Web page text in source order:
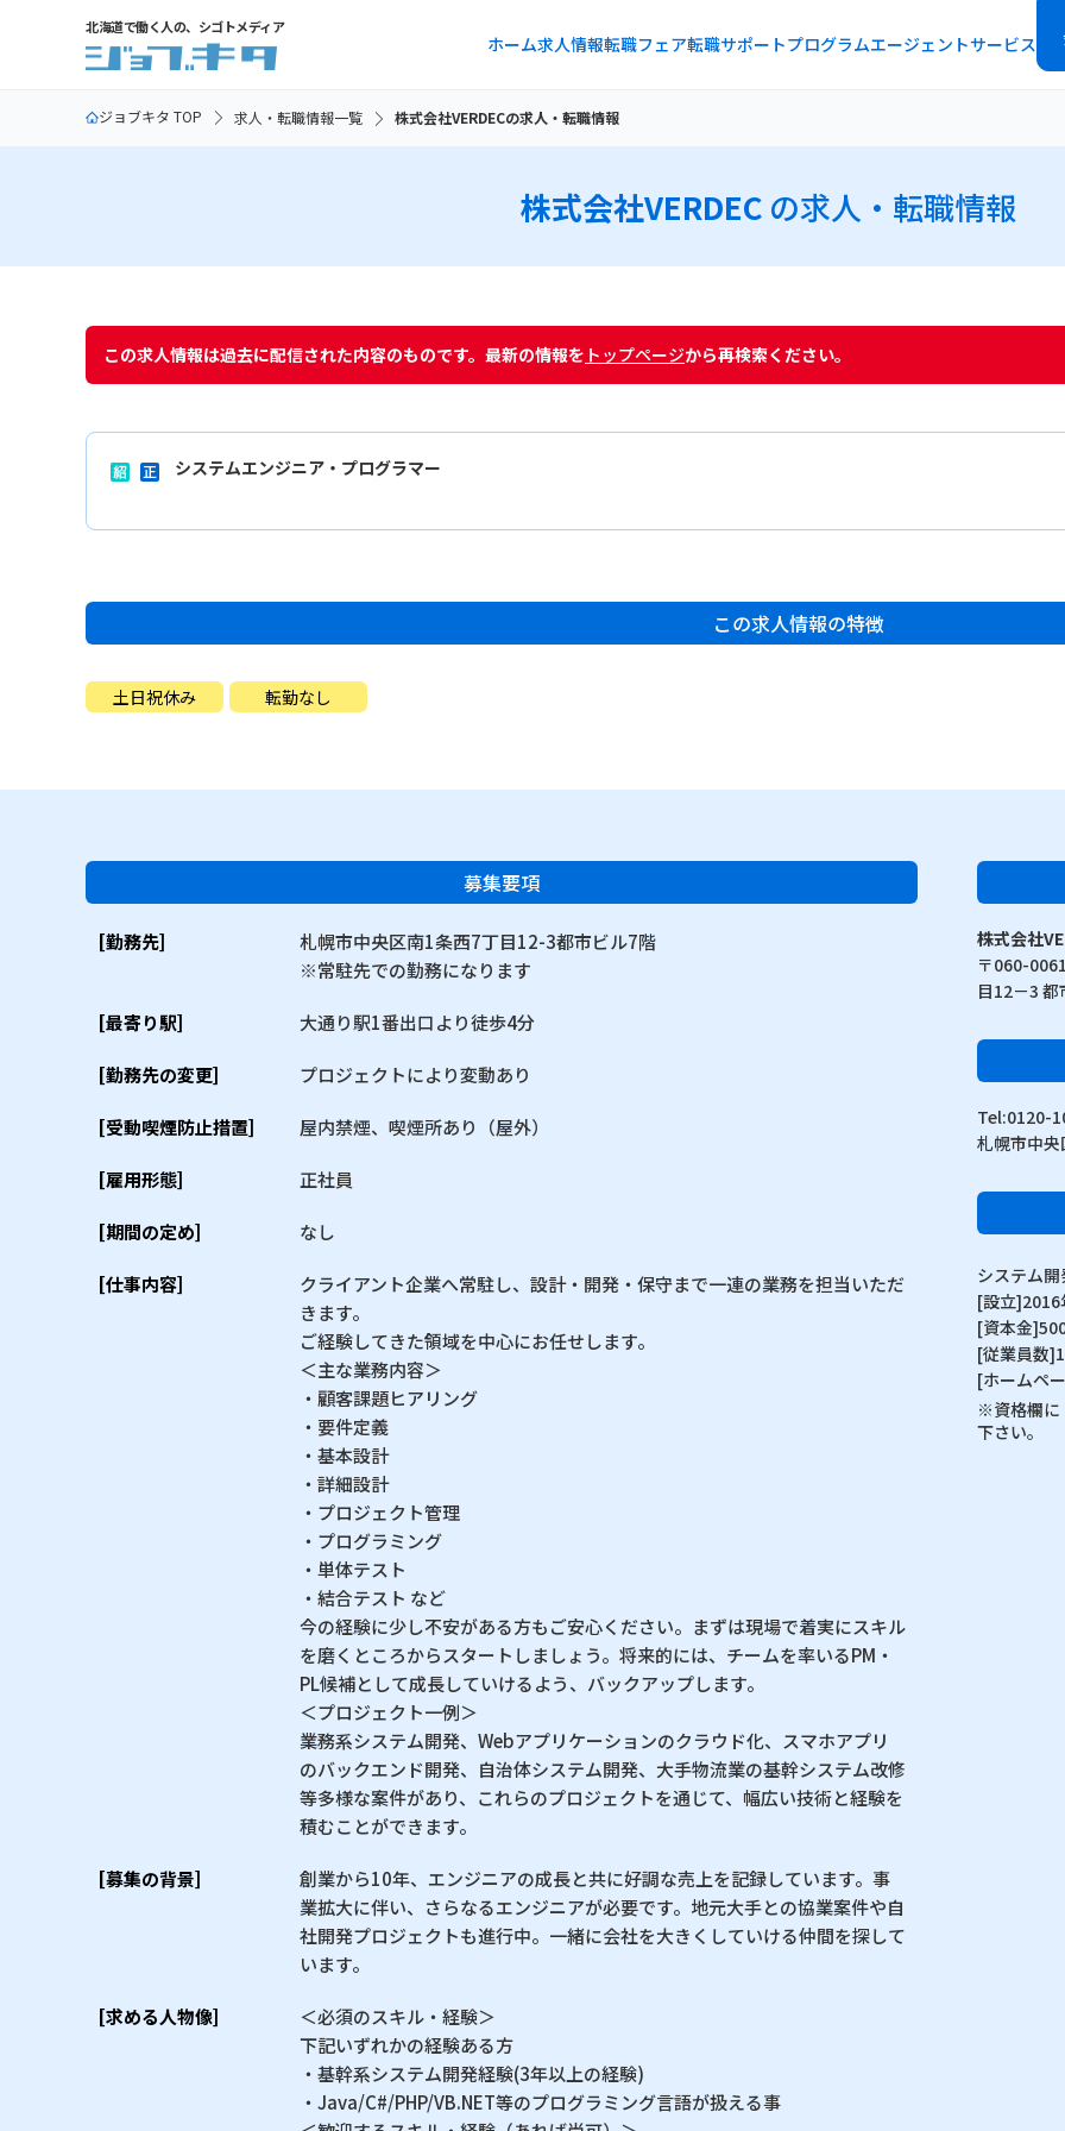
北海道で働く人の、シゴトメディア
ホーム求人情報転職フェア転職サポートプログラムエージェントサービス
ジョブキタ TOP 求人・転職情報一覧 株式会社VERDECの求人・転職情報
株式会社VERDEC の求人・転職情報
この求人情報は過去に配信された内容のものです。最新の情報を トップページから再検索ください。
システムエンジニア・プログラマー
この求人情報の特徴
土日祝休み 転勤なし
募集要項
[勤務先]
札幌市中央区南1条西7丁目12-3都市ビル7階
※常駐先での勤務になります
[最寄り駅] 大通り駅1番出口より徒歩4分
[勤務先の変更] プロジェクトにより変動あり
[受動喫煙防止措置] 屋内禁煙、喫煙所あり（屋外）
[雇用形態] 正社員
[期間の定め] なし
[仕事内容]
クライアント企業へ常駐し、設計・開発・保守まで一連の業務を担当いただ
きます。
ご経験してきた領域を中心にお任せします。
＜主な業務内容＞
・顧客課題ヒアリング
・要件定義
・基本設計
・詳細設計
・プロジェクト管理
・プログラミング
・単体テスト
・結合テスト など
今の経験に少し不安がある方もご安心ください。まずは現場で着実にスキル
を磨くところからスタートしましょう。将来的には、チームを率いるPM・
PL候補として成長していけるよう、バックアップします。
＜プロジェクト一例＞
業務系システム開発、Webアプリケーションのクラウド化、スマホアプリ
のバックエンド開発、自治体システム開発、大手物流業の基幹システム改修
等多様な案件があり、これらのプロジェクトを通じて、幅広い技術と経験を
積むことができます。
[募集の背景]
創業から10年、エンジニアの成長と共に好調な売上を記録しています。事
業拡大に伴い、さらなるエンジニアが必要です。地元大手との協業案件や自
社開発プロジェクトも進行中。一緒に会社を大きくしていける仲間を探して
います。
[求める人物像]
＜必須のスキル・経験＞
下記いずれかの経験ある方
・基幹系システム開発経験(3年以上の経験)
・Java/C#/PHP/VB.NET等のプログラミング言語が扱える事
株式会社
〒060-
目12－3
Tel:0120-
札幌市中
システム開
[設立]2016
[資本金
[従業員数
[ホームペ
※資格欄に
下さい。